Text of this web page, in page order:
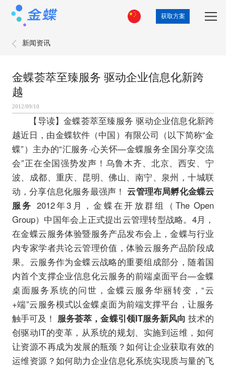
获取方案
新闻资讯
金蝶荟萃至臻服务 驱动企业信息化新跨
越
2012/09/10
【导读】金蝶荟萃至臻服务 驱动企业信息化新跨
越近日，由金蝶软件（中国）有限公司（以下简称“金
蝶”）主办的“汇服务·心关怀—金蝶服务全国分享交流
会”正在全国强势发声！乌鲁木齐、北京、西安、宁
波、成都、重庆、昆明、佛山、南宁、泉州，十城联
动，分享信息化服务最强声！云管理布局孵化金蝶云
服务 2012年3月，金蝶在开放群组（The Open
Group）中国年会上正式提出云管理转型战略。4月，
在金蝶云服务体验暨服务产品发布会上，金蝶与行业
内专家学者共论云管理价值，体验云服务产品阶段成
果。云服务作为金蝶云战略的重要组成部分，随着国
内首个支撑企业信息化云服务的前端桌面平台—金蝶
桌面服务系统的问世，金蝶云服务华丽转变，“云
+端”云服务模式以金蝶桌面为前端支撑平台，让服务
触手可及！ 服务荟萃，金蝶引领IT服务新风向 技术的
创驱动IT的变革，从系统的规划、实施到运维，如何
让资源不再成为发展的瓶颈？如何让企业获取有效的
运维资源？如何助力企业信息化系统实现质与量的飞